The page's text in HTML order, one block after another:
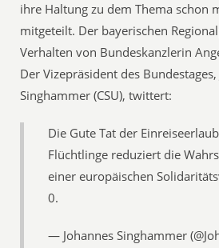
ihre Haltung zu dem Thema schon
mitgeteilt. Der bayerischen
Verhalten von Bundeskanzlerin
Der Vizepräsident des Bundestages,
Singhammer (CSU), twittert:
Die Gute Tat der
Flüchtlinge reduziert die
einer europäischen
0.
— Johannes Singhammer